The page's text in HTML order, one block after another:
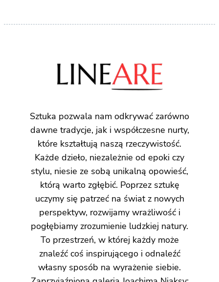
Sztuka pozwala nam odkrywać zarówno
dawne tradycje, jak i współczesne nurty,
które kształtują naszą rzeczywistość.
Każde dzieło, niezależnie od epoki czy
stylu, niesie ze sobą unikalną opowieść,
którą warto zgłębić. Poprzez sztukę
uczymy się patrzeć na świat z nowych
perspektyw, rozwijamy wrażliwość i
pogłębiamy zrozumienie ludzkiej natury.
To przestrzeń, w której każdy może
znaleźć coś inspirującego i odnaleźć
własny sposób na wyrażenie siebie.